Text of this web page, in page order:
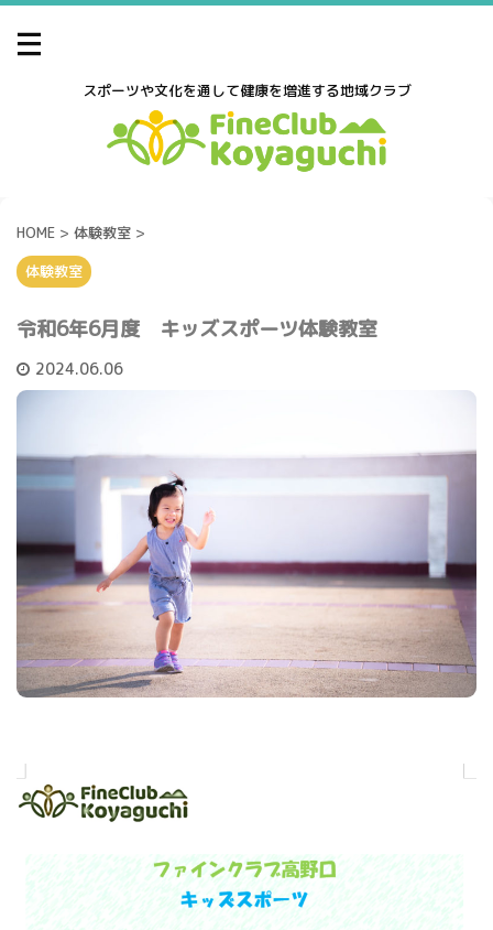
スポーツや文化を通して健康を増進する地域クラブ
HOME > 体験教室 >
体験教室
令和6年6月度 キッズスポーツ体験教室
2024.06.06